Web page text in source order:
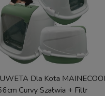
Dla Kota
Curvy Szałwia + Filtr